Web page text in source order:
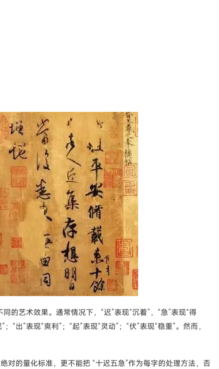
的艺术效果。通常情况下，“迟”表现“沉着”，“急”表现“得
“出”表现“爽利”；“起”表现“灵动”；“伏”表现“稳重”。然而，
对的量化标准，更不能把 “十迟五急”作为每字的处理方法，否